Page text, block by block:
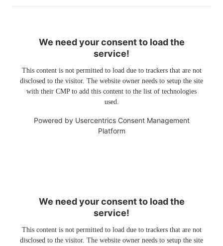
We need your consent to load the
service!
This content is not permitted to load due to trackers that are not
disclosed to the visitor. The website owner needs to setup the site
with their CMP to add this content to the list of technologies
used.
Powered by Usercentrics Consent Management
Platform
We need your consent to load the
service!
This content is not permitted to load due to trackers that are not
disclosed to the visitor. The website owner needs to setup the site